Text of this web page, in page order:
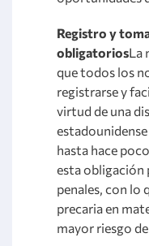
Registro y
obligatoriosLa
que todos los
registrarse y
virtud de una
estadounidense
hasta hace
esta obligación
penales, con lo
precaria en
mayor riesgo